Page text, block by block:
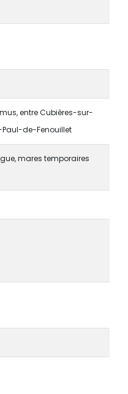
entre Cubières-sur-
de-Fenouillet
mares temporaires